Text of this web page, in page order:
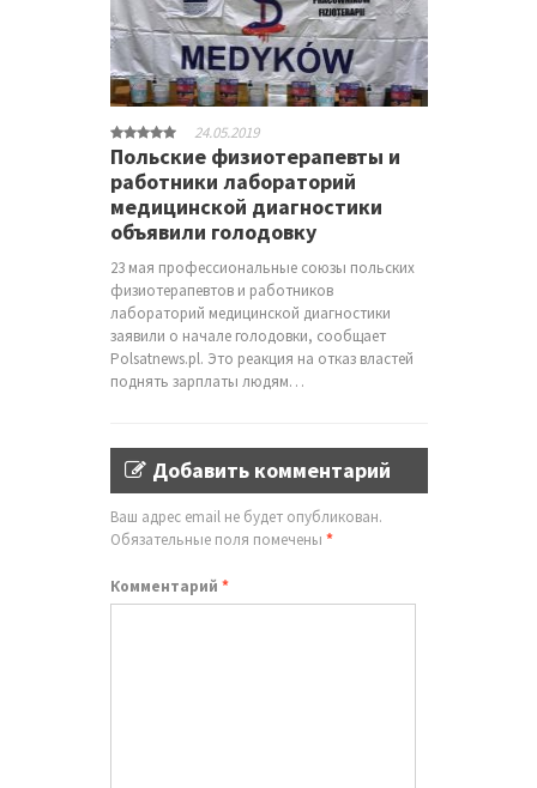
24.05.2019
Польские физиотерапевты и
работники лабораторий
медицинской диагностики
объявили голодовку
23 мая профессиональные союзы польских
физиотерапевтов и работников
лабораторий медицинской диагностики
заявили о начале голодовки, сообщает
Polsatnews.pl. Это реакция на отказ властей
поднять зарплаты людям…
Добавить комментарий
Ваш адрес email не будет опубликован.
Обязательные поля помечены *
Комментарий *